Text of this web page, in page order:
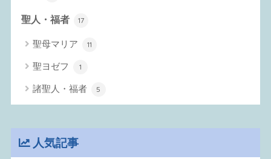
聖人・福者 17
聖母マリア 11
聖ヨゼフ 1
諸聖人・福者 5
人気記事